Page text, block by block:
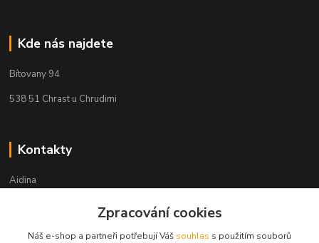
Kde nás najdete
Bítovany 94
538 51 Chrast u Chrudimi
Kontakty
Aidina
Veronika Holasová Schejbalová
+420 777 153 450
Zpracování cookies
Náš e-shop a partneři potřebují Váš souhlas s použitím souborů